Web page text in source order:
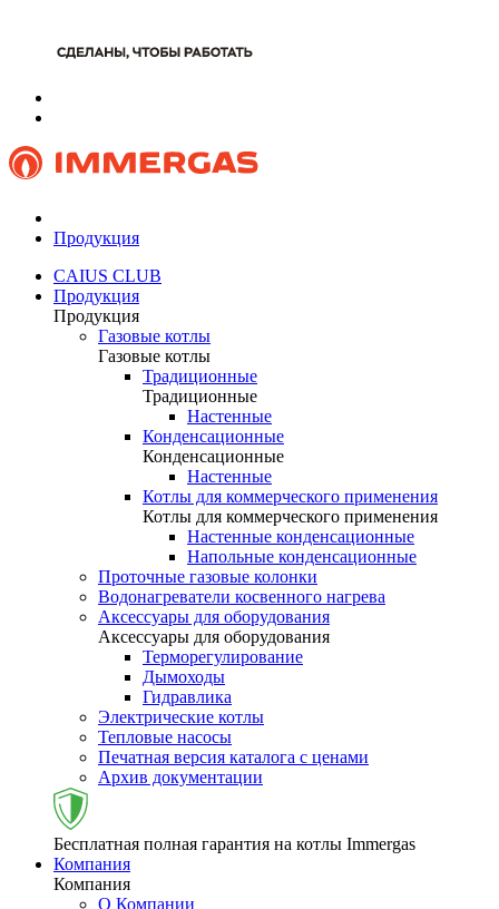
Продукция
CAIUS CLUB
Продукция
Продукция
Газовые котлы
Газовые котлы
Традиционные
Традиционные
Настенные
Конденсационные
Конденсационные
Настенные
Котлы для коммерческого применения
Котлы для коммерческого применения
Настенные конденсационные
Напольные конденсационные
Проточные газовые колонки
Водонагреватели косвенного нагрева
Аксессуары для оборудования
Аксессуары для оборудования
Терморегулирование
Дымоходы
Гидравлика
Электрические котлы
Тепловые насосы
Печатная версия каталога с ценами
Архив документации
Бесплатная полная гарантия на котлы Immergas
Компания
Компания
О Компании